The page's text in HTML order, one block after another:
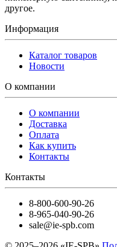
другое.
Информация
Каталог товаров
Новости
О компании
О компании
Доставка
Оплата
Как купить
Контакты
Контакты
8-800-600-90-26
8-965-040-90-26
sale@ie-spb.com